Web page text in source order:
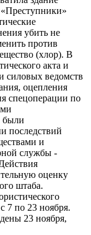
убить не
против
(хлор). В
акта и
силовых ведомств
оцепления
спецоперации по
были
последствий
и
службы -
оценку
штаба.
7 по 23 ноября.
23 ноября,